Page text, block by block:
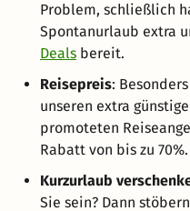
Problem, schließlich
Spontanurlaub extra
Deals bereit.
Reisepreis:
unseren extra
promoteten
Rabatt von bis zu 70%.
Kurzurlaub
Sie sein? Dann